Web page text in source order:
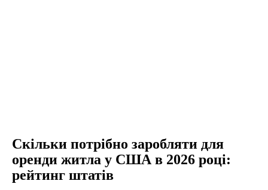
Скільки потрібно заробляти для
оренди житла у США в 2026 році:
рейтинг штатів